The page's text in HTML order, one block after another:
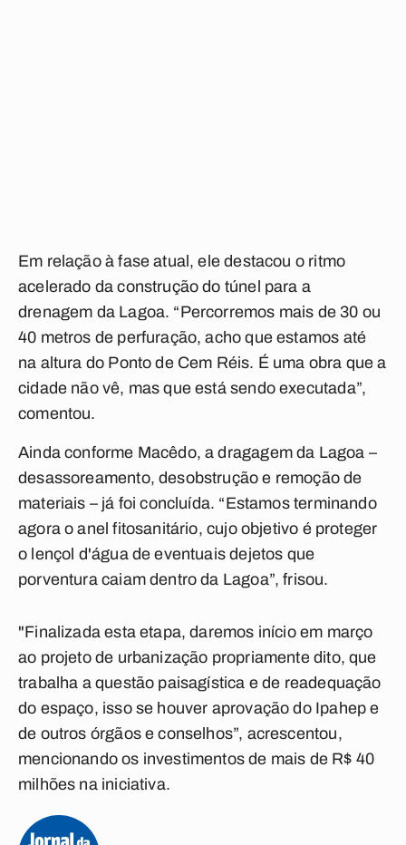
Em relação à fase atual, ele destacou o ritmo
acelerado da construção do túnel para a
drenagem da Lagoa. “Percorremos mais de 30 ou
40 metros de perfuração, acho que estamos até
na altura do Ponto de Cem Réis. É uma obra que a
cidade não vê, mas que está sendo executada”,
comentou.
Ainda conforme Macêdo, a dragagem da Lagoa –
desassoreamento, desobstrução e remoção de
materiais – já foi concluída. “Estamos terminando
agora o anel fitosanitário, cujo objetivo é proteger
o lençol d'água de eventuais dejetos que
porventura caiam dentro da Lagoa”, frisou.
"Finalizada esta etapa, daremos início em março
ao projeto de urbanização propriamente dito, que
trabalha a questão paisagística e de readequação
do espaço, isso se houver aprovação do Ipahep e
de outros órgãos e conselhos”, acrescentou,
mencionando os investimentos de mais de R$ 40
milhões na iniciativa.